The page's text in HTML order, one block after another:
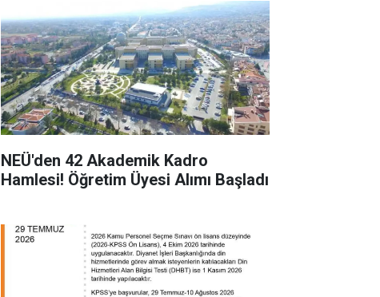
NEÜ'den 42 Akademik Kadro
Hamlesi! Öğretim Üyesi Alımı Başladı